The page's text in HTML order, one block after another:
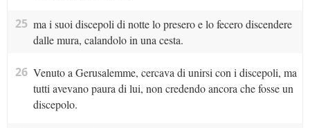
25 ma i suoi discepoli di notte lo presero e lo fecero discendere
dalle mura, calandolo in una cesta.
26 Venuto a Gerusalemme, cercava di unirsi con i discepoli, ma
tutti avevano paura di lui, non credendo ancora che fosse un
discepolo.